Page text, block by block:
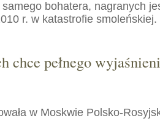
bohatera, nagranych
r. w katastrofie smoleńskiej.
chce pełnego
w Moskwie Polsko-